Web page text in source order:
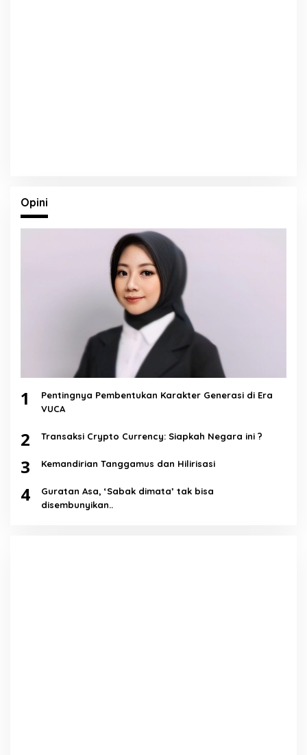
Opini
1
Pentingnya Pembentukan Karakter Generasi di Era
VUCA
2 Transaksi Crypto Currency: Siapkah Negara ini ?
3 Kemandirian Tanggamus dan Hilirisasi
4
Guratan Asa, ‘Sabak dimata’ tak bisa
disembunyikan..